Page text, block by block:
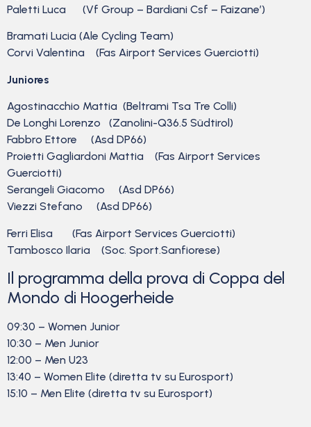
Paletti Luca (Vf Group – Bardiani Csf – Faizane’)
Bramati Lucia (Ale Cycling Team)
Corvi Valentina (Fas Airport Services Guerciotti)
Juniores
Agostinacchio Mattia (Beltrami Tsa Tre Colli)
De Longhi Lorenzo (Zanolini-Q36.5 Südtirol)
Fabbro Ettore (Asd DP66)
Proietti Gagliardoni Mattia (Fas Airport Services
Guerciotti)
Serangeli Giacomo (Asd DP66)
Viezzi Stefano (Asd DP66)
Ferri Elisa (Fas Airport Services Guerciotti)
Tambosco Ilaria (Soc. Sport.Sanfiorese)
Il programma della prova di Coppa del
Mondo di Hoogerheide
09:30 – Women Junior
10:30 – Men Junior
12:00 – Men U23
13:40 – Women Elite (diretta tv su Eurosport)
15:10 – Men Elite (diretta tv su Eurosport)